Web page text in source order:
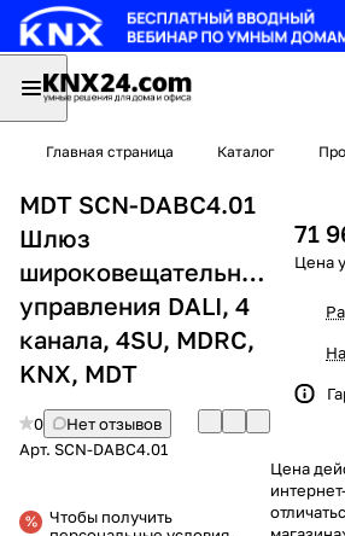
Главная страница Каталог
MDT SCN-DABC4.01
Шлюз
широковещательного
управления DALI, 4
канала, 4SU, MDRC,
KNX, MDT
0
Нет отзывов
Арт. SCN-DABC4.01
Чтобы получить
71
Цена